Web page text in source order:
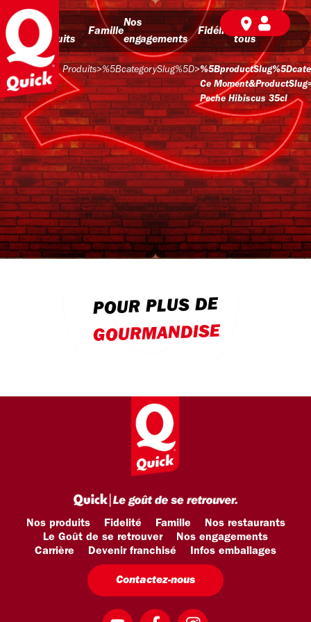
Nos
produits
Famille
Nos
engagements
Fidélité
BD pour
tous
Produits>%5BcategorySlug%5D>
Ce
Peche Hibiscus 35cl
POUR PLUS DE
GOURMANDISE
Nos produits Fidelité Famille
Nos restaurants
Le Goût de se retrouver
Nos engagements
Carrière
Devenir franchisé Infos emballages
Contactez-nous